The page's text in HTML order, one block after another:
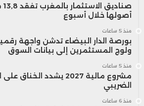
أصولها خلال أسبوع
منذ 5 ساعات
بورصة الدار البيضاء تدشن واجهة
ولوج المستثمرين إلى بيانات السوق
منذ 5 ساعات
مشروع مالية 2027 يشدد
الضريبي
منذ 6 ساعات